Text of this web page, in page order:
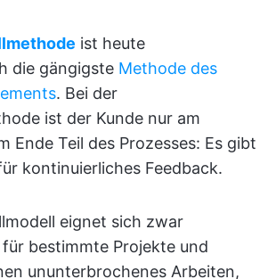
ist heute
die gängigste Methode des
. Bei der
ist der Kunde nur am
Ende Teil des Prozesses: Es gibt
kontinuierliches Feedback.
eignet sich zwar
bestimmte Projekte und
ununterbrochenes Arbeiten,